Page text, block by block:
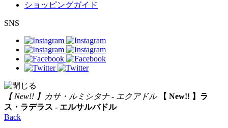
ショッピングガイド
SNS
【 New!! 】カサ・ルミシタナ - エクアドル
【 New!! 】ラ
ス・ラデラス - エルサルバドル
Back